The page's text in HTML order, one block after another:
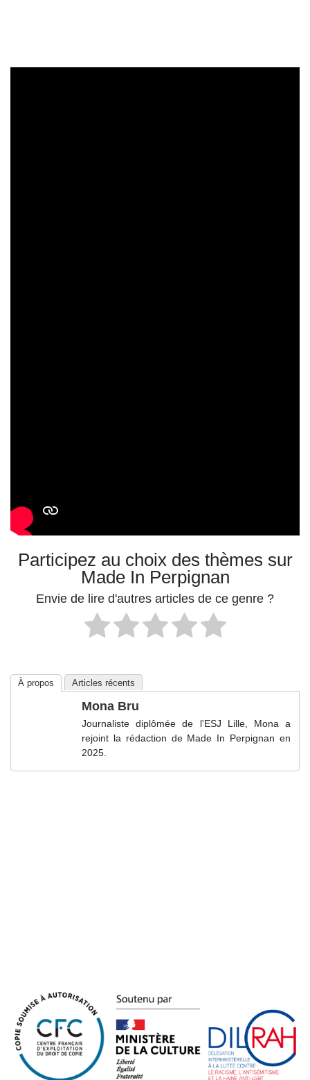
Participez au choix des thèmes sur
Made In Perpignan
Envie de lire d'autres articles de ce genre ?
À propos Articles récents
Mona Bru
Journaliste diplômée de l'ESJ Lille, Mona a
rejoint la rédaction de Made In Perpignan en
2025.